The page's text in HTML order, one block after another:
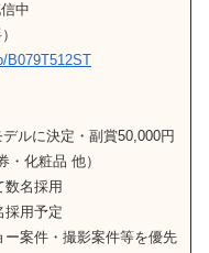
中
B079T512ST
ルに決定・副賞50,000円
・化粧品 他）
数名採用
採用予定
案件・撮影案件等を優先